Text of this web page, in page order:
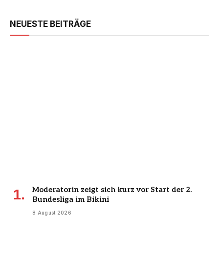
NEUESTE BEITRÄGE
Moderatorin zeigt sich kurz vor Start der 2.
Bundesliga im Bikini
8 August 2026